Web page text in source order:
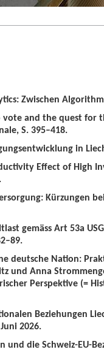
Zwischen
vote and the quest
S. 395–418.
in
Effect of High
Kürzungen
gemäss Art 53a
deutsche Nation:
und Anna
Perspektive (=
Beziehungen
2026.
und die Schweiz-EU-